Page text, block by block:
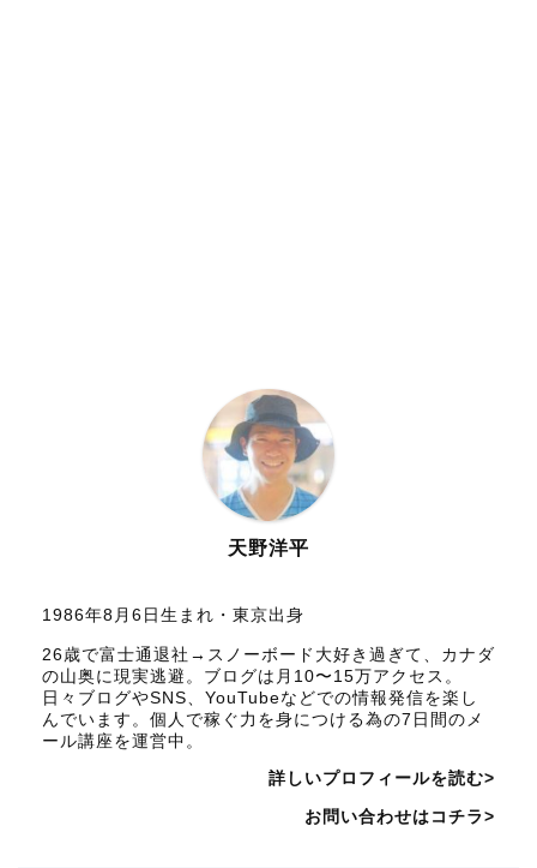
天野洋平
1986年8月6日生まれ・東京出身
26歳で富士通退社→スノーボード大好き過ぎて、カナダ
の山奥に現実逃避。ブログは月10〜15万アクセス。
日々ブログやSNS、YouTubeなどでの情報発信を楽し
んでいます。個人で稼ぐ力を身につける為の7日間のメ
ール講座を運営中。
詳しいプロフィールを読む>
お問い合わせはコチラ>